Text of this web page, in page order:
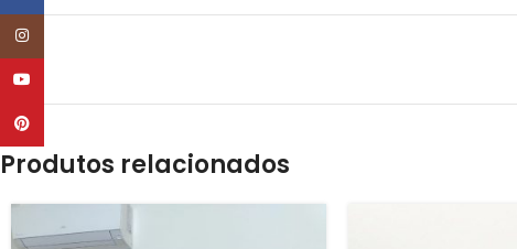
Produtos relacionados